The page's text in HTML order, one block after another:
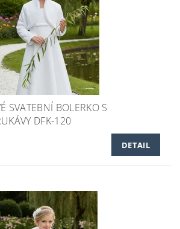
SVATEBNÍ BOLERKO S
DFK-120
DETAIL